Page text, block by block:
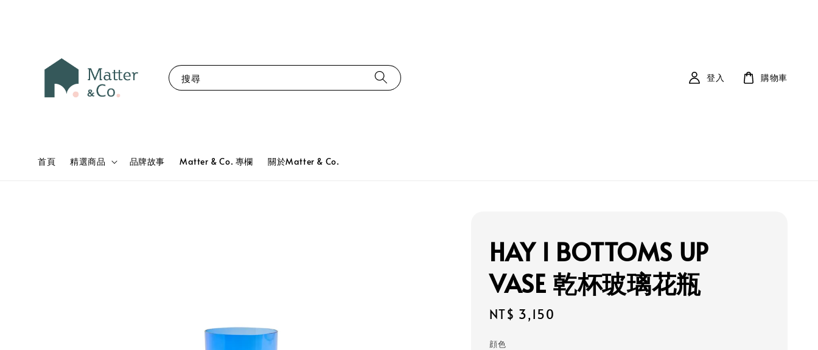
搜尋
首頁 精選商品 品牌故事 Matter & Co. 專欄 關於Matter & Co.
登入 購物車
HAY l BOTTOMS UP
VASE 乾杯玻璃花瓶
Regular
NT$ 3,150
顔色